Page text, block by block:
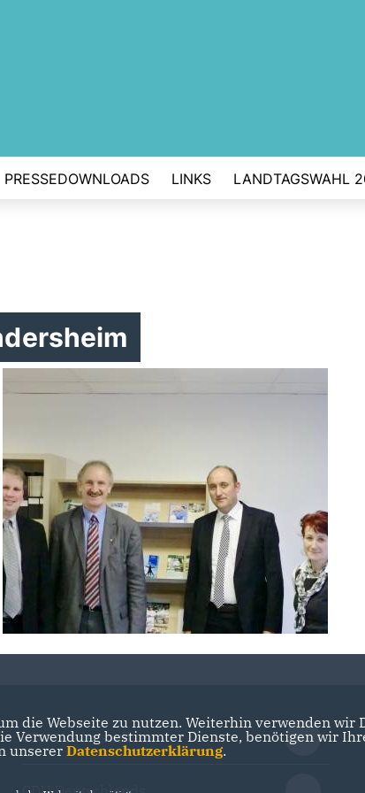
PRESSEDOWNLOADS LINKS LANDTAGSWAHL
CDU Niedersachsen
die Webseite zu nutzen. Weiterhin verwenden
Verwendung bestimmter Dienste, benötigen wir
unserer Datenschutzerklärung.